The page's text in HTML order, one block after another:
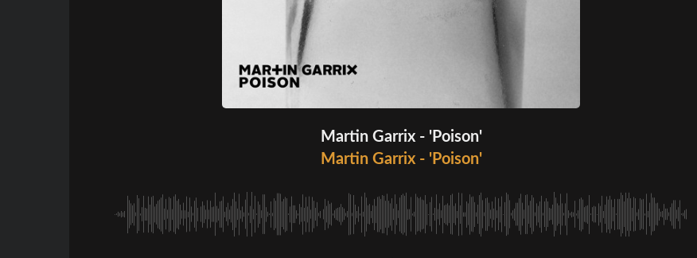
Martin Garrix - 'Poison'
Martin Garrix - 'Poison'